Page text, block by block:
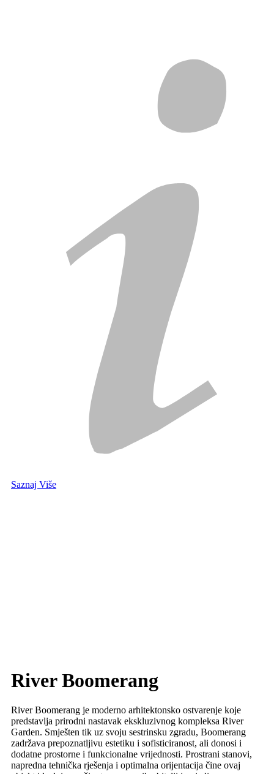
Saznaj Više
River Boomerang
River Boomerang je moderno arhitektonsko ostvarenje koje
predstavlja prirodni nastavak ekskluzivnog kompleksa River
Garden. Smješten tik uz svoju sestrinsku zgradu, Boomerang
zadržava prepoznatljivu estetiku i sofisticiranost, ali donosi i
dodatne prostorne i funkcionalne vrijednosti. Prostrani stanovi,
napredna tehnička rješenja i optimalna orijentacija čine ovaj